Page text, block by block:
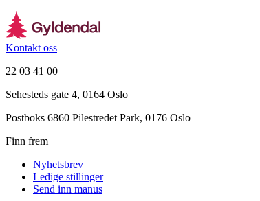
Kontakt oss
22 03 41 00
Sehesteds gate 4, 0164 Oslo
Postboks 6860 Pilestredet Park, 0176 Oslo
Finn frem
Nyhetsbrev
Ledige stillinger
Send inn manus